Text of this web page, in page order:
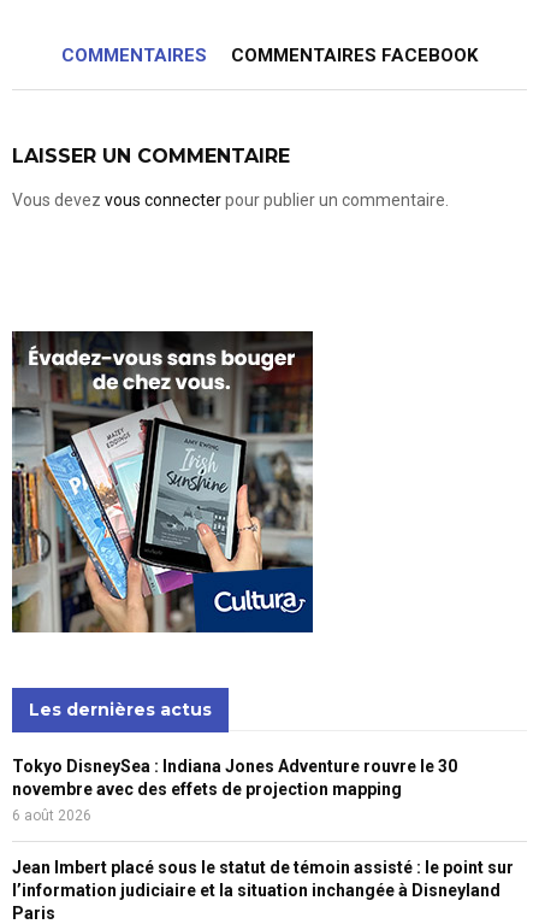
COMMENTAIRES COMMENTAIRES FACEBOOK
LAISSER UN COMMENTAIRE
Vous devez vous connecterpour publier un commentaire.
Les dernières actus
Tokyo DisneySea : Indiana Jones Adventure rouvre le 30
novembre avec des effets de projection mapping
6 août 2026
Jean Imbert placé sous le statut de témoin assisté : le point sur
l’information judiciaire et la situation inchangée à Disneyland
Paris